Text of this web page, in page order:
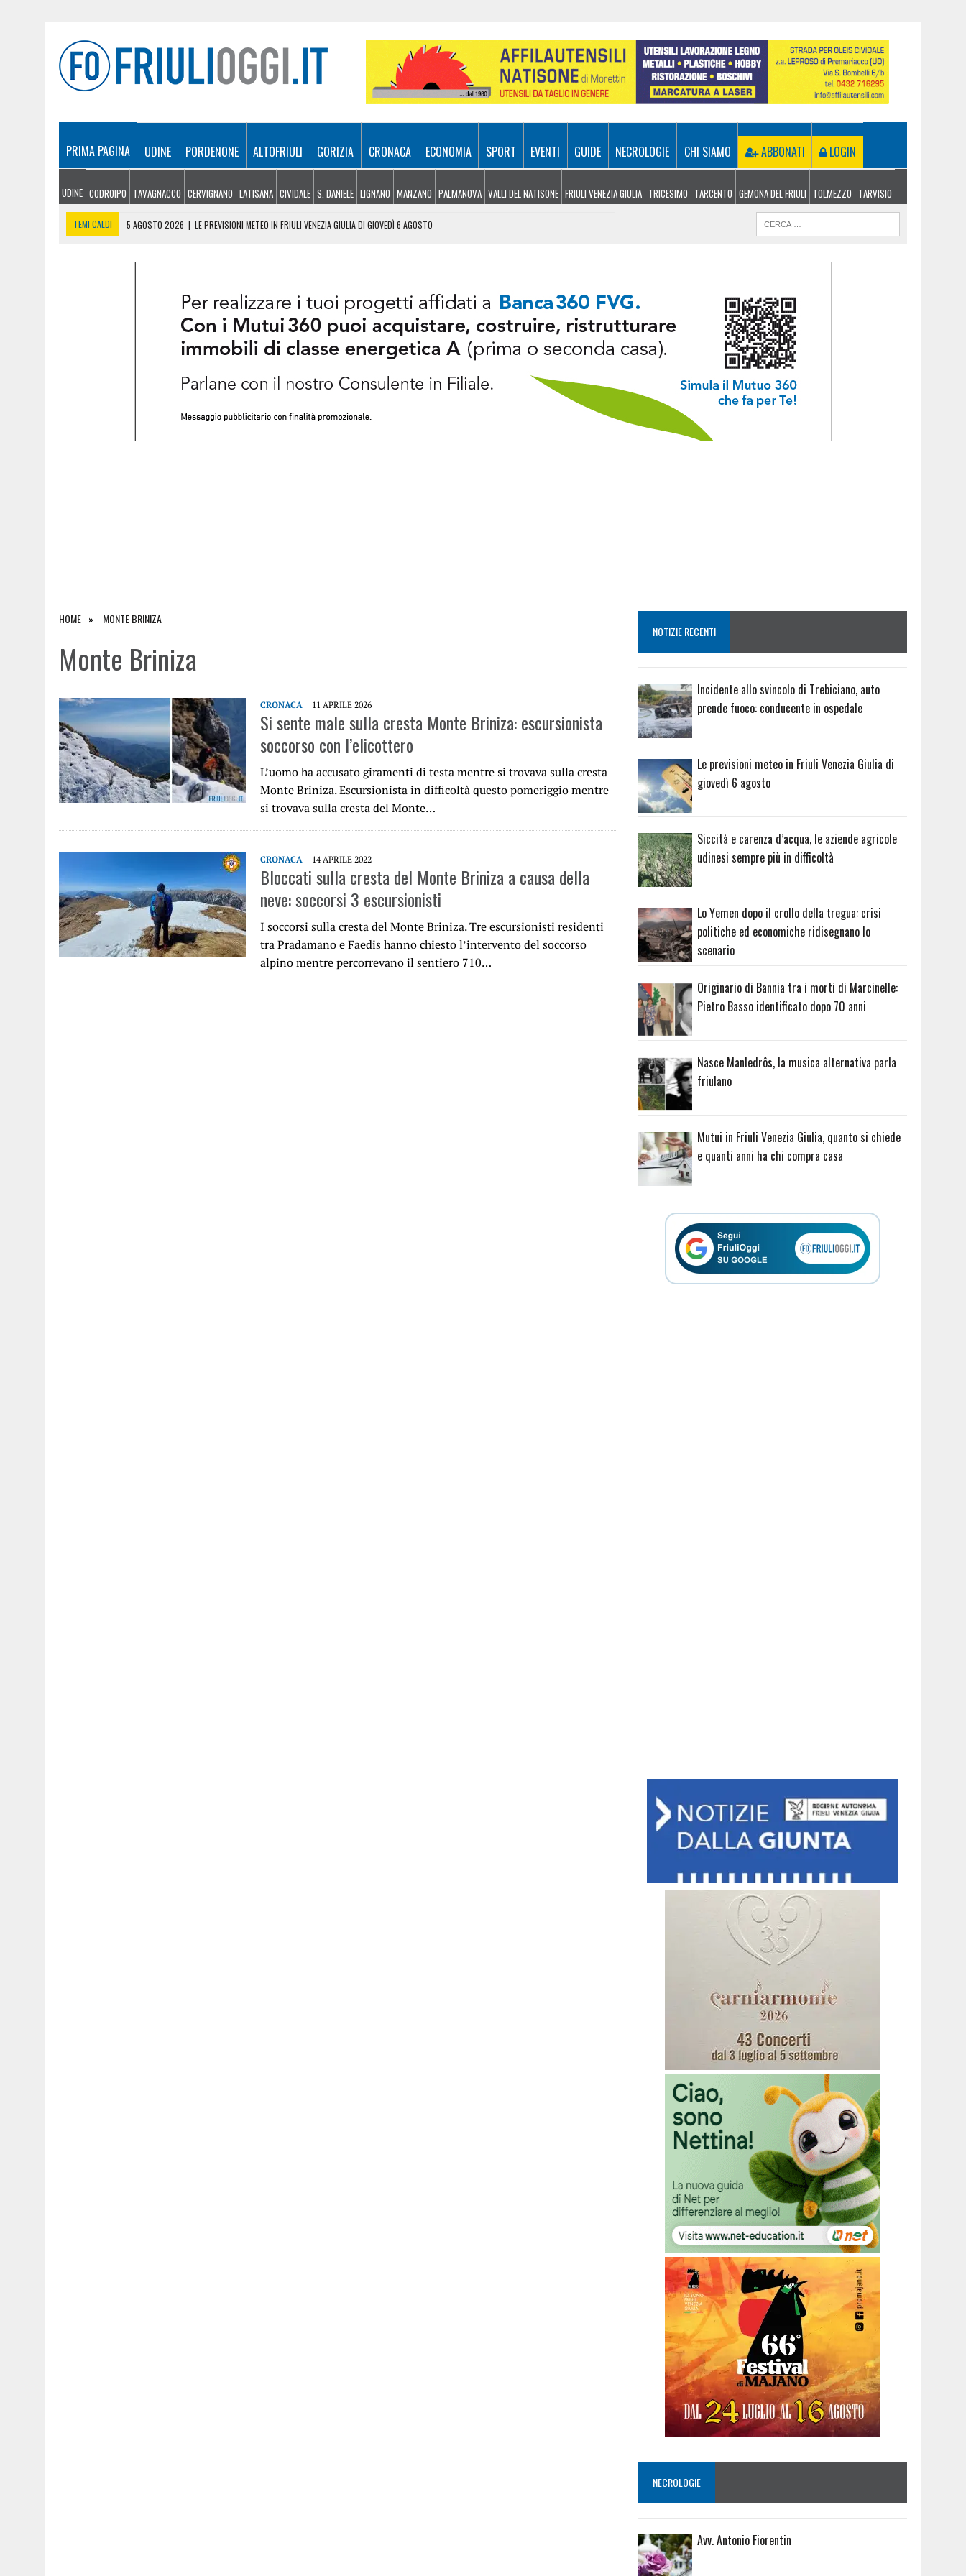
PRIMA PAGINA UDINE PORDENONE ALTOFRIULI GORIZIA CRONACA ECONOMIA SPORT EVENTI GUIDE NECROLOGIE CHI SIAMO ABBONATI LOGIN
UDINE CODROIPO TAVAGNACCO CERVIGNANO LATISANA CIVIDALE S. DANIELE LIGNANO MANZANO PALMANOVA VALLI DEL NATISONE FRIULI VENEZIA GIULIA TRICESIMO TARCENTO GEMONA DEL FRIULI TOLMEZZO TARVISIO
TEMI CALDI 5 AGOSTO 2026 | LE PREVISIONI METEO IN FRIULI VENEZIA GIULIA DI GIOVEDÌ 6 AGOSTO
ORIGINARIO DI BANNIA TRA I MORTI DI MARCINELLE: PIETRO BASSO IDENTIFICATO DOPO 70 ANNI
INCIDENTE ALLO SVINCOLO DI TREBICIANO, AUTO PRENDE FUOCO: CONDUCENTE IN OSPEDALE
HOME MONTE BRINIZA
Monte Briniza
CRONACA 11 APRILE 2026
Si sente male sulla cresta Monte Briniza: escursionista
soccorso con l’elicottero
L’uomo ha accusato giramenti di testa mentre si trovava sulla cresta
Monte Briniza. Escursionista in difficoltà questo pomeriggio mentre
si trovava sulla cresta del Monte…
CRONACA 14 APRILE 2022
Bloccati sulla cresta del Monte Briniza a causa della
neve: soccorsi 3 escursionisti
I soccorsi sulla cresta del Monte Briniza. Tre escursionisti residenti
tra Pradamano e Faedis hanno chiesto l’intervento del soccorso
alpino mentre percorrevano il sentiero 710…
NOTIZIE RECENTI
Incidente allo svincolo di Trebiciano, auto
prende fuoco: conducente in ospedale
Le previsioni meteo in Friuli Venezia Giulia di
giovedì 6 agosto
Siccità e carenza d’acqua, le aziende agricole
udinesi sempre più in difficoltà
Lo Yemen dopo il crollo della tregua: crisi
politiche ed economiche ridisegnano lo
scenario
Originario di Bannia tra i morti di Marcinelle:
Pietro Basso identificato dopo 70 anni
Nasce Manledrôs, la musica alternativa parla
friulano
Mutui in Friuli Venezia Giulia, quanto si chiede
e quanti anni ha chi compra casa
NECROLOGIE
Avv. Antonio Fiorentin